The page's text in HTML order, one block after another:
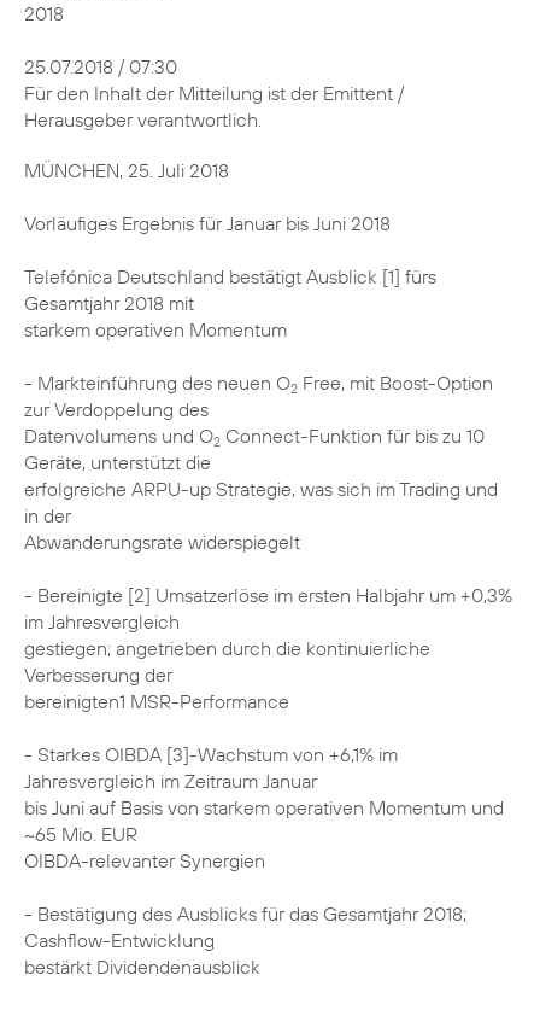
2018
25.07.2018 / 07:30
Für den Inhalt der Mitteilung ist der Emittent /
Herausgeber verantwortlich.
MÜNCHEN, 25. Juli 2018
Vorläufiges Ergebnis für Januar bis Juni 2018
Telefónica Deutschland bestätigt Ausblick [1] fürs
Gesamtjahr 2018 mit
starkem operativen Momentum
- Markteinführung des neuen O2 Free, mit Boost-Option
zur Verdoppelung des
Datenvolumens und O2 Connect-Funktion für bis zu 10
Geräte, unterstützt die
erfolgreiche ARPU-up Strategie, was sich im Trading und
in der
Abwanderungsrate widerspiegelt
- Bereinigte [2] Umsatzerlöse im ersten Halbjahr um +0,3%
im Jahresvergleich
gestiegen; angetrieben durch die kontinuierliche
Verbesserung der
bereinigten1 MSR-Performance
- Starkes OIBDA [3]-Wachstum von +6,1% im
Jahresvergleich im Zeitraum Januar
bis Juni auf Basis von starkem operativen Momentum und
~65 Mio. EUR
OIBDA-relevanter Synergien
- Bestätigung des Ausblicks für das Gesamtjahr 2018;
Cashflow-Entwicklung
bestärkt Dividendenausblick